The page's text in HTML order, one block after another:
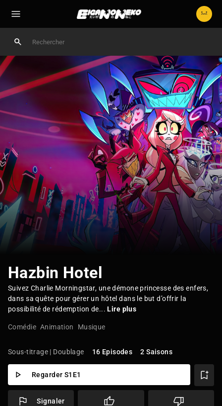
Hazbin Hotel
Suivez Charlie Morningstar, une démone princesse des enfers,
dans sa quête pour gérer un hôtel dans le but d’offrir la
possibilité de rédemption de...Lire plus
Comédie Animation Musique
Sous-titrage | Doublage 16 Episodes 2 Saisons
Regarder S1E1
Signaler